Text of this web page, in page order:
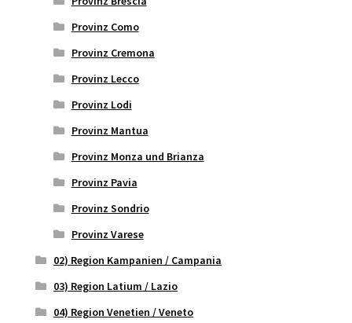
Provinz Como
Provinz Cremona
Provinz Lecco
Provinz Lodi
Provinz Mantua
Provinz Monza und Brianza
Provinz Pavia
Provinz Sondrio
Provinz Varese
02) Region Kampanien / Campania
03) Region Latium / Lazio
04) Region Venetien / Veneto